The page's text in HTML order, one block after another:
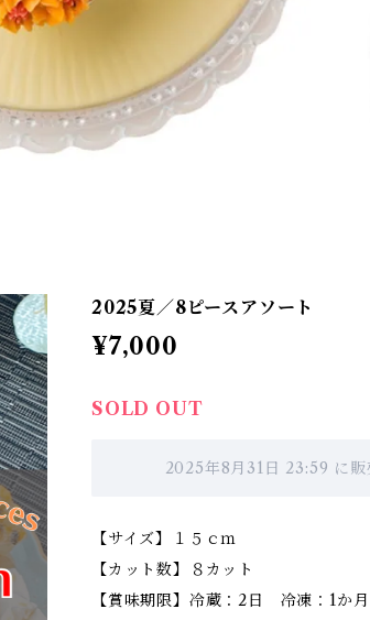
2025夏／8ピースアソート
¥7,000
SOLD OUT
2025年8月31日 23:59 に販
【サイズ】１５ｃｍ
【カット数】８カット
【賞味期限】冷蔵：2日 冷凍：1か月